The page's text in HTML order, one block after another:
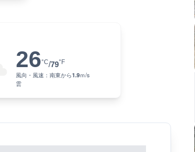
26°C/79°F
風向・風速： 南東から1.9ｍ/s
雲